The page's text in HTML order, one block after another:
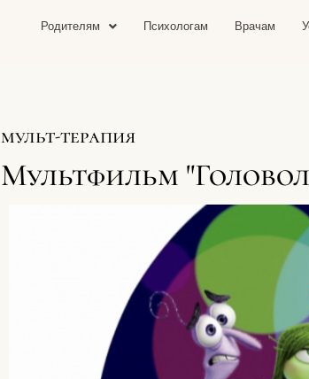
Родителям Психологам Врачам
мульт-терапия
Мультфильм